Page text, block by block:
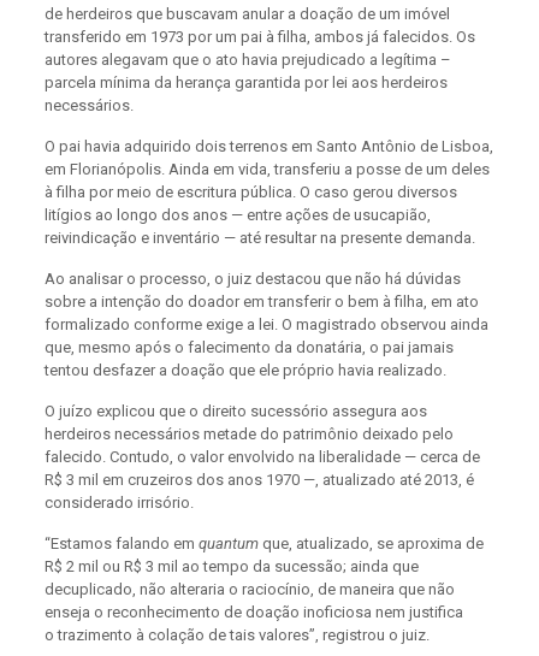
de herdeiros que buscavam anular a doação de um imóvel
transferido em 1973 por um pai à filha, ambos já falecidos. Os
autores alegavam que o ato havia prejudicado a legítima –
parcela mínima da herança garantida por lei aos herdeiros
necessários.
O pai havia adquirido dois terrenos em Santo Antônio de Lisboa,
em Florianópolis. Ainda em vida, transferiu a posse de um deles
à filha por meio de escritura pública. O caso gerou diversos
litígios ao longo dos anos — entre ações de usucapião,
reivindicação e inventário — até resultar na presente demanda.
Ao analisar o processo, o juiz destacou que não há dúvidas
sobre a intenção do doador em transferir o bem à filha, em ato
formalizado conforme exige a lei. O magistrado observou ainda
que, mesmo após o falecimento da donatária, o pai jamais
tentou desfazer a doação que ele próprio havia realizado.
O juízo explicou que o direito sucessório assegura aos
herdeiros necessários metade do patrimônio deixado pelo
falecido. Contudo, o valor envolvido na liberalidade — cerca de
R$ 3 mil em cruzeiros dos anos 1970 —, atualizado até 2013, é
considerado irrisório.
“Estamos falando em quantumque, atualizado, se aproxima de
R$ 2 mil ou R$ 3 mil ao tempo da sucessão; ainda que
decuplicado, não alteraria o raciocínio, de maneira que não
enseja o reconhecimento de doação inoficiosa nem justifica
o trazimento à colação de tais valores”, registrou o juiz.